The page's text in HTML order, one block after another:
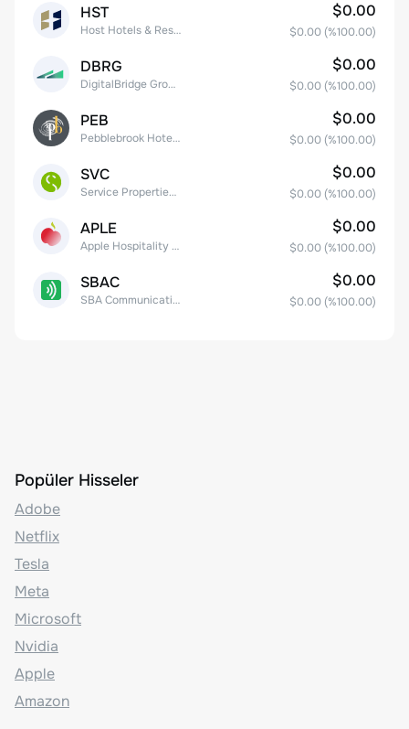
HST
Host Hotels & Resorts, Inc.
$0.00
$0.00 (%100.00)
DBRG
DigitalBridge Group, Inc.
$0.00
$0.00 (%100.00)
PEB
Pebblebrook Hotel Trust
$0.00
$0.00 (%100.00)
SVC
Service Properties Trust Common Stock
$0.00
$0.00 (%100.00)
APLE
Apple Hospitality REIT, Inc.
$0.00
$0.00 (%100.00)
SBAC
SBA Communications Corp
$0.00
$0.00 (%100.00)
Popüler Hisseler
Adobe
Netflix
Tesla
Meta
Microsoft
Nvidia
Apple
Amazon